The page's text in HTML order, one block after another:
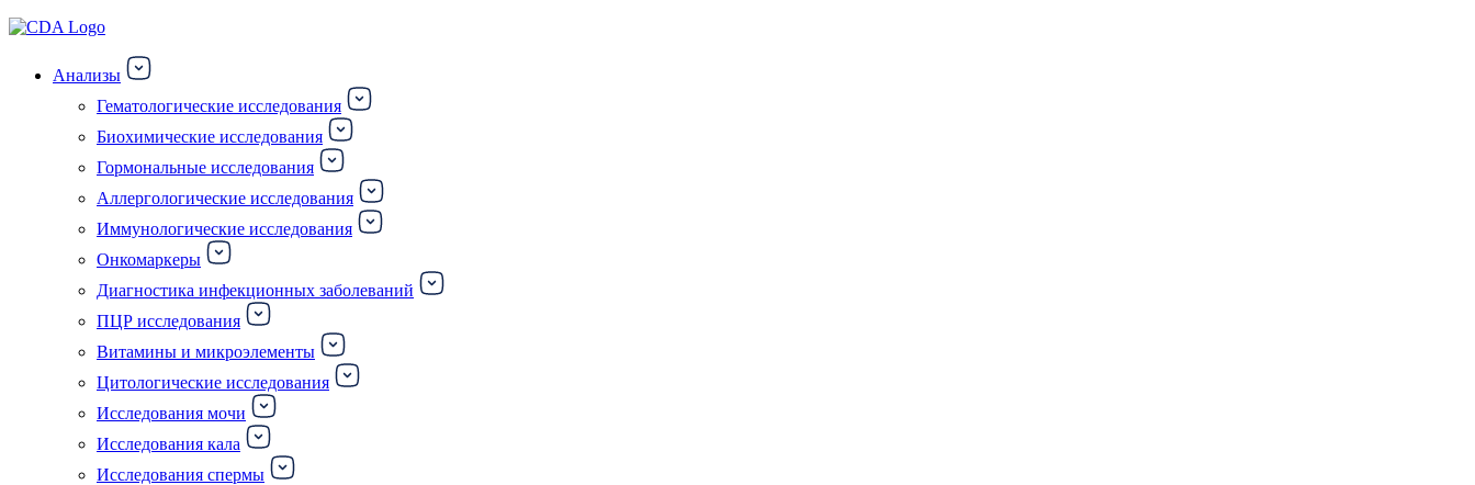
Анализы
Гематологические исследования
Биохимические исследования
Гормональные исследования
Аллергологические исследования
Иммунологические исследования
Онкомаркеры
Диагностика инфекционных заболеваний
ПЦР исследования
Витамины и микроэлементы
Цитологические исследования
Исследования мочи
Исследования кала
Исследования спермы